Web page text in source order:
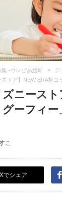
集 -ウレぴあ総研 > デ
ストア】NEW ERA初
ズニース
ーフィ
こ
Xでシェア